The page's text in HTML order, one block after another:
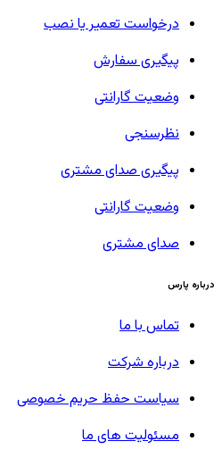
درخواست تعمیر یا نصب
پیگیری سفارش
وضعیت گارانتی
نظرسنجی
پیگیری صدای مشتری
وضعیت گارانتی
صدای مشتری
درباره پارس
تماس با ما
درباره شرکت
سیاست حفظ حریم خصوصی
مسئولیت های ما